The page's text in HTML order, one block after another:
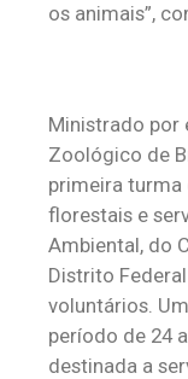
os animais”,
Ministrado por
Zoológico de
primeira
florestais e
Ambiental, do
Distrito
voluntários.
período de 24
destinada a